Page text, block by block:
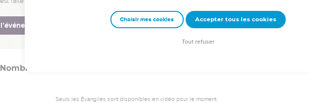
וַיְדַבֵּ֖ר אֵלָֽיו׃
Hébreu : © Westminster Leningrad Codex - tanach.us --- Grec : © 2010 by the Society of Biblical Literature and
Nombres
Seuls les Évangiles sont disponibles en vidéo pour le moment.
Choisir mes cookies Accepter tous les cookies
Tout refuser